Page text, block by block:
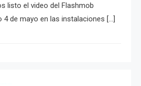
listo el video del Flashmob
4 de mayo en las instalaciones […]